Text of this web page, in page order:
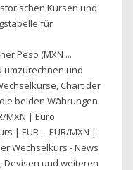
Kursen und
für
Peso (MXN ...
umzurechnen und
Chart der
beiden Währungen
MXN | Euro
| EUR ... EUR/MXN |
Wechselkurs - News
Devisen und weiteren